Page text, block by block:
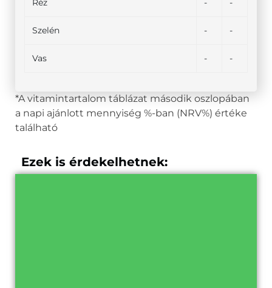
Réz - -
Szelén - -
Vas - -
*A vitamintartalom táblázat második oszlopában
a napi ajánlott mennyiség %-ban (NRV%) értéke
található
Ezek is érdekelhetnek: